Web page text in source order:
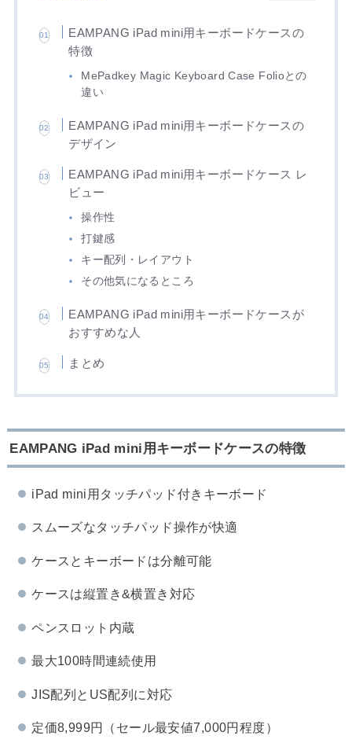
EAMPANG iPad mini用キーボードケースの
特徴
MePadkey Magic Keyboard Case Folioとの
違い
EAMPANG iPad mini用キーボードケースの
デザイン
EAMPANG iPad mini用キーボードケース レ
ビュー
操作性
打鍵感
キー配列・レイアウト
その他気になるところ
EAMPANG iPad mini用キーボードケースが
おすすめな人
まとめ
EAMPANG iPad mini用キーボードケースの特徴
iPad mini用タッチパッド付きキーボード
スムーズなタッチパッド操作が快適
ケースとキーボードは分離可能
ケースは縦置き&横置き対応
ペンスロット内蔵
最大100時間連続使用
JIS配列とUS配列に対応
定価8,999円（セール最安値7,000円程度）